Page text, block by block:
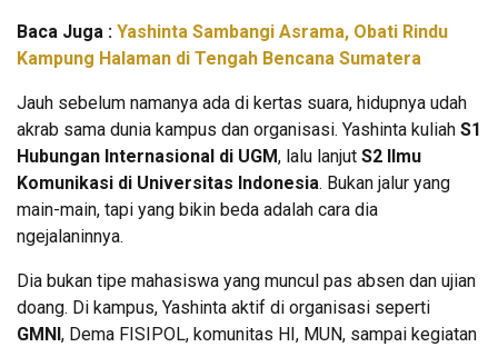
Baca Juga : Yashinta Sambangi Asrama, Obati Rindu
Kampung Halaman di Tengah Bencana Sumatera
Jauh sebelum namanya ada di kertas suara, hidupnya udah
akrab sama dunia kampus dan organisasi. Yashinta kuliah S1
Hubungan Internasional di UGM, lalu lanjut S2 Ilmu
Komunikasi di Universitas Indonesia. Bukan jalur yang
main-main, tapi yang bikin beda adalah cara dia
ngejalaninnya.
Dia bukan tipe mahasiswa yang muncul pas absen dan ujian
doang. Di kampus, Yashinta aktif di organisasi seperti
GMNI, Dema FISIPOL, komunitas HI, MUN, sampai kegiatan